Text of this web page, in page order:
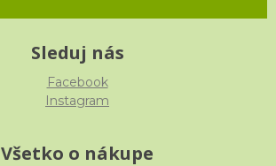
Sleduj nás
Facebook
Instagram
Všetko o nákupe